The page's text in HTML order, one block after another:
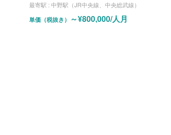
最寄駅 :中野駅（JR中央線、中央総武線）
単価（税抜き） ～¥800,000/人月